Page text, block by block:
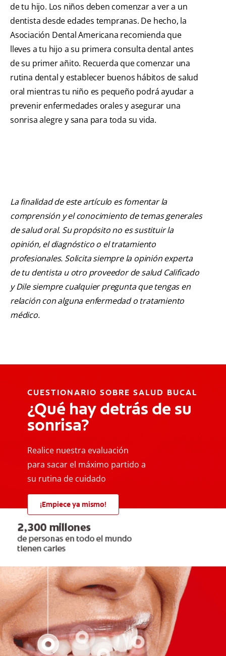
de tu hijo. Los niños deben comenzar a ver a un
dentista desde edades tempranas. De hecho, la
Asociación Dental Americana recomienda que
lleves a tu hijo a su primera consulta dental antes
de su primer añito. Recuerda que comenzar una
rutina dental y establecer buenos hábitos de salud
oral mientras tu niño es pequeño podrá ayudar a
prevenir enfermedades orales y asegurar una
sonrisa alegre y sana para toda su vida.
La finalidad de este artículo es fomentar la
comprensión y el conocimiento de temas generales
de salud oral. Su propósito no es sustituir la
opinión, el diagnóstico o el tratamiento
profesionales. Solicita siempre la opinión experta
de tu dentista u otro proveedor de salud Calificado
y Dile siempre cualquier pregunta que tengas en
relación con alguna enfermedad o tratamiento
médico.
CUESTIONARIO SOBRE SALUD BUCAL
¿Qué hay detrás de su
sonrisa?
Realice nuestra evaluación
para sacar el máximo partido a
su rutina de cuidado
¡Empiece ya mismo!